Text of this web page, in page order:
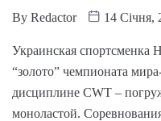
By Redactor 14 Січня,
Украинская спортсменка
“золото” чемпионата
дисциплине CWT –
моноластой.